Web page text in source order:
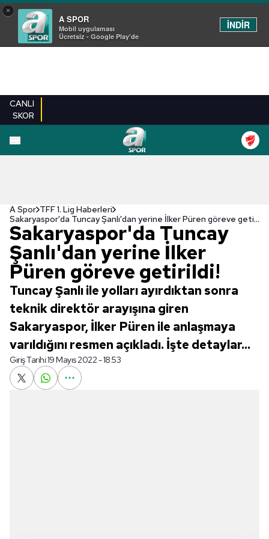
×
A SPOR
Mobil uygulaması
Ücretsiz - Google Play'de
İNDİR
CANLI
SKOR
A Spor TFF 1. Lig Haberleri
Sakaryaspor'da Tuncay Şanlı'dan yerine İlker Püren göreve getirildi!
Sakaryaspor'da Tuncay
Şanlı'dan yerine İlker
Püren göreve getirildi!
Tuncay Şanlı ile yolları ayırdıktan sonra
teknik direktör arayışına giren
Sakaryaspor, İlker Püren ile anlaşmaya
varıldığını resmen açıkladı. İşte detaylar...
Giriş Tarihi:19 Mayıs 2022 - 18:53